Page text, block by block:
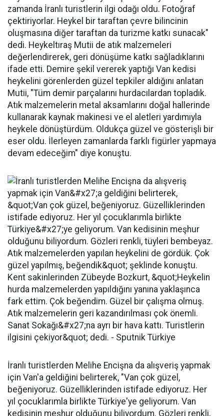
zamanda İranlı turistlerin ilgi odağı oldu. Fotoğraf
çektiriyorlar. Heykel bir taraftan çevre bilincinin
oluşmasına diğer taraftan da turizme katkı sunacak"
dedi. Heykeltıraş Mutii de atık malzemeleri
değerlendirerek, geri dönüşüme katkı sağladıklarını
ifade etti. Demire şekil vererek yaptığı Van kedisi
heykelini görenlerden güzel tepkiler aldığını anlatan
Mutii, "Tüm demir parçalarını hurdacılardan topladık.
Atık malzemelerin metal aksamlarını doğal hallerinde
kullanarak kaynak makinesi ve el aletleri yardımıyla
heykele dönüştürdüm. Oldukça güzel ve gösterişli bir
eser oldu. İlerleyen zamanlarda farklı figürler yapmaya
devam edeceğim" diye konuştu.
İranlı turistlerden Melihe Encişna da alışveriş yapmak
için Van'a geldiğini belirterek, "Van çok güzel,
beğeniyoruz. Güzelliklerinden istifade ediyoruz. Her
yıl çocuklarımla birlikte Türkiye'ye geliyorum. Van
kedisinin meşhur olduğunu biliyordum. Gözleri renkli,